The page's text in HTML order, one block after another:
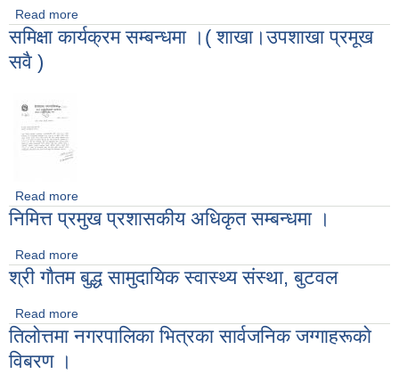
Read more
समिक्षा कार्यक्रम सम्बन्धमा ।( शाखा।उपशाखा प्रमूख
सवै )
Read more
निमित्त प्रमुख प्रशासकीय अधिकृत सम्बन्धमा ।
Read more
श्री गाैतम बुद्ध सामुदायिक स्वास्थ्य संस्था, बुटवल
Read more
तिलाेत्तमा नगरपालिका भित्रका सार्वजनिक जग्गाहरूकाे
विबरण ।